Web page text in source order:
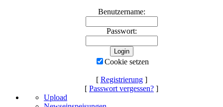
Benutzername:
Passwort:
Cookie setzen
[ Registrierung]
[ Passwort vergessen? ]
Upload